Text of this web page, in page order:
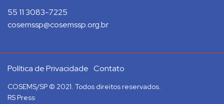
55 11 3083-7225
cosemssp@cosemssp.org.br
Política de Privacidade Contato
COSEMS/SP © 2021. Todos direitos reservados.
RS Press